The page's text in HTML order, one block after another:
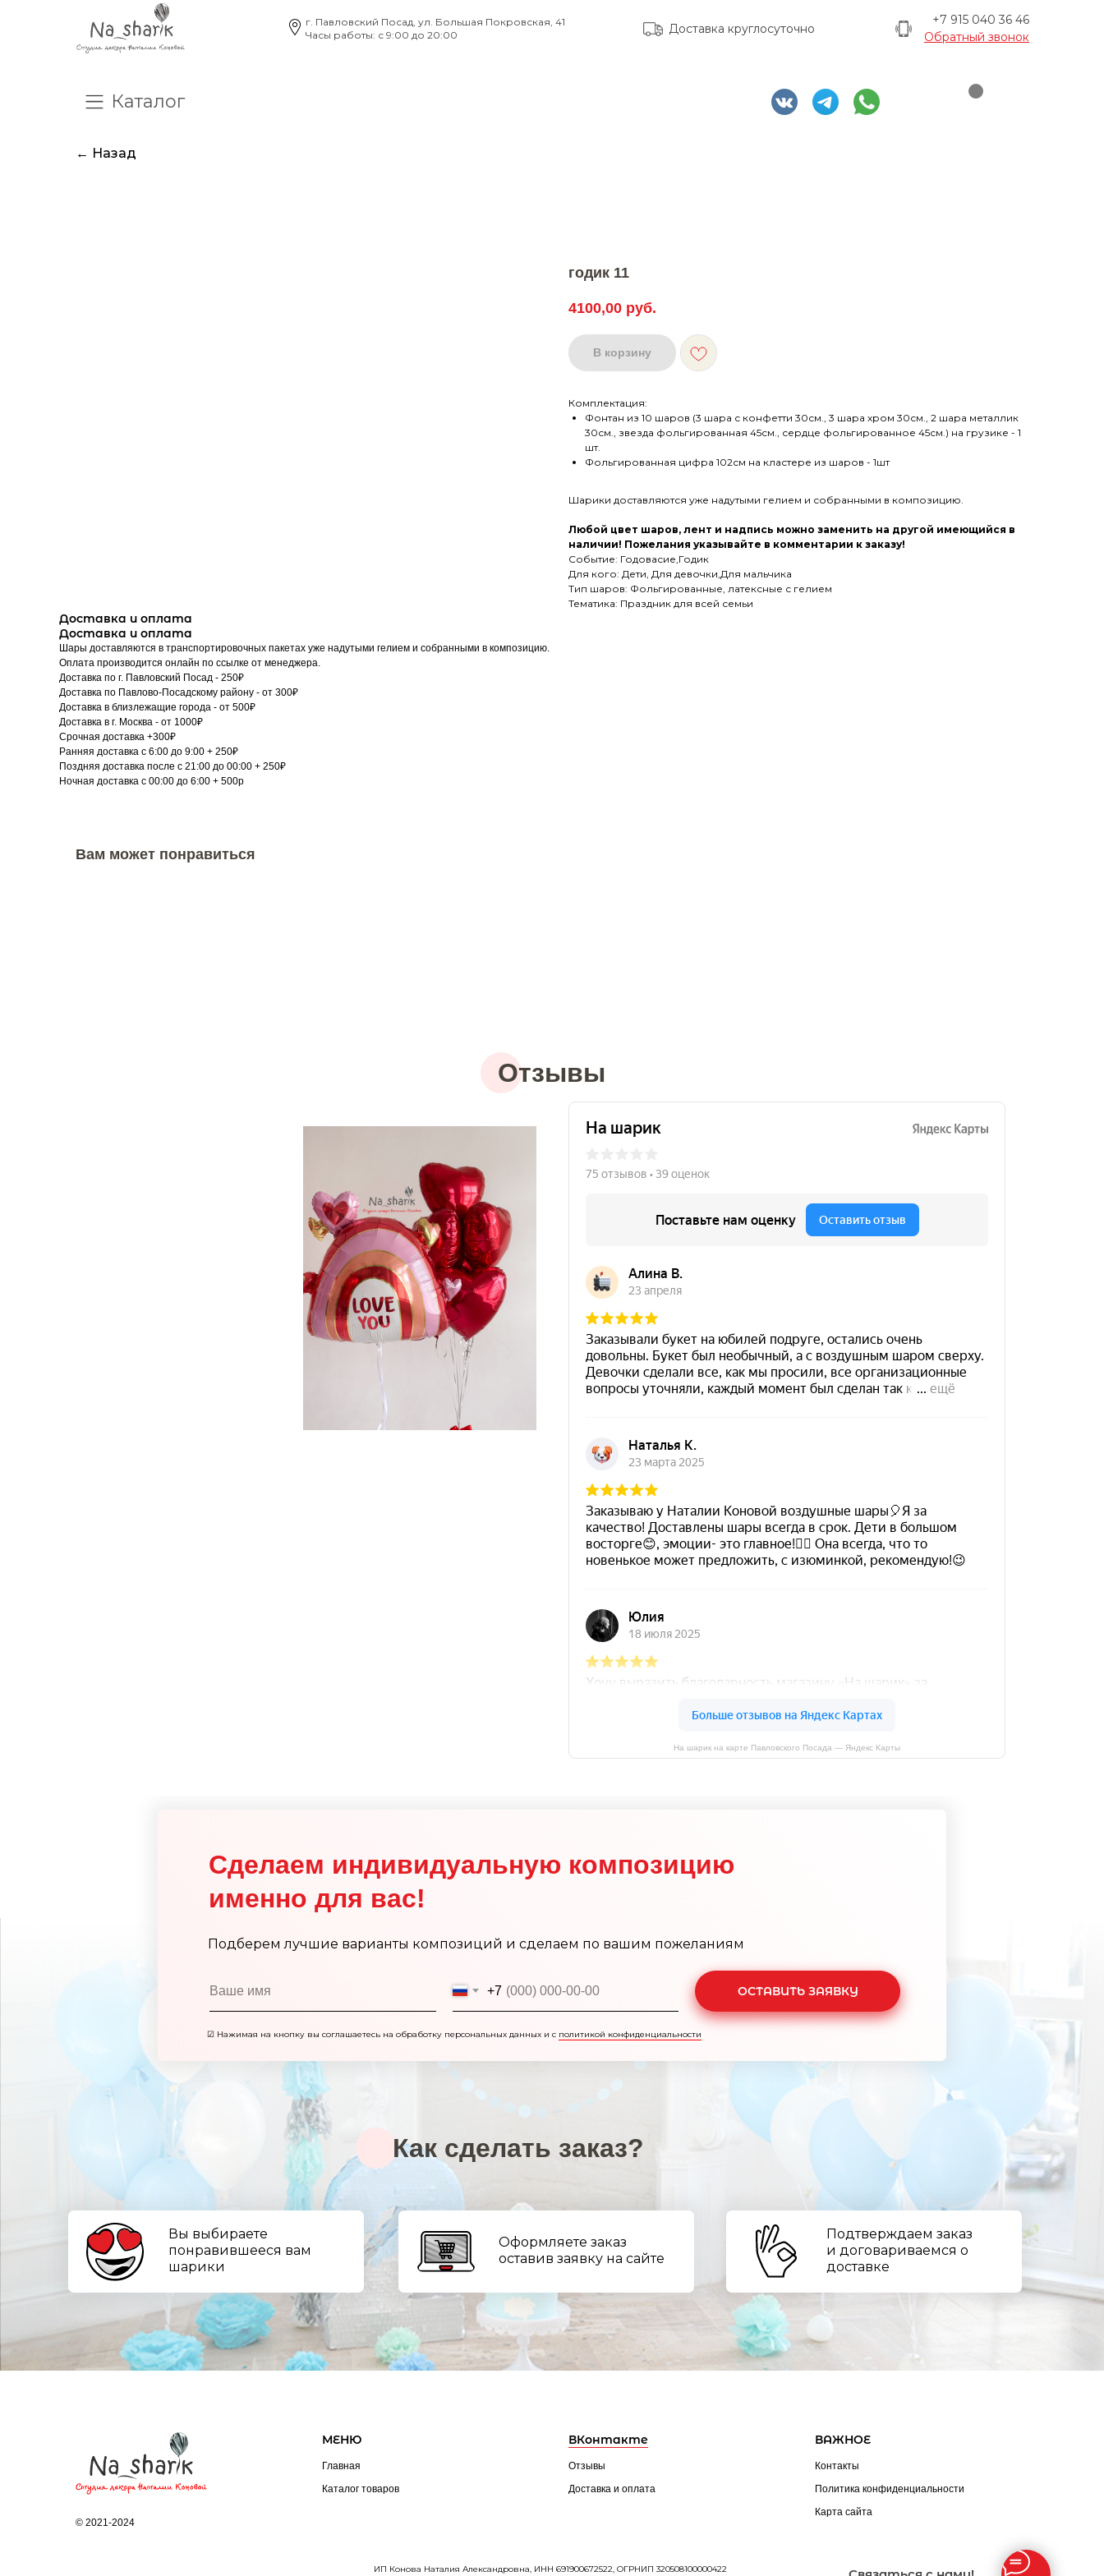
+7 915 040 36 46
Обратный звонок
г. Павловский Посад, ул. Большая Покровская, 41
Часы работы: с 9:00 до 20:00
Доставка круглосуточно
Каталог
← Назад
годик 11
4100,00 руб.
В корзину
Комплектация:
Фонтан из 10 шаров (3 шара с конфетти 30см., 3 шара хром 30см., 2 шара металлик
30см., звезда фольгированная 45см., сердце фольгированное 45см.) на грузике - 1
шт.
Фольгированная цифра 102см на кластере из шаров - 1шт
Шарики доставляются уже надутыми гелием и собранными в композицию.
Любой цвет шаров, лент и надпись можно заменить на другой имеющийся в
наличии! Пожелания указывайте в комментарии к заказу!
Событие: Годовасие,Годик
Для кого: Дети, Для девочки,Для мальчика
Тип шаров: Фольгированные, латексные с гелием
Тематика: Праздник для всей семьи
Доставка и оплата
Доставка и оплата
Шары доставляются в транспортировочных пакетах уже надутыми гелием и собранными в композицию.
Оплата производится онлайн по ссылке от менеджера.
Доставка по г. Павловский Посад - 250₽
Доставка по Павлово-Посадскому району - от 300₽
Доставка в близлежащие города - от 500₽
Доставка в г. Москва - от 1000₽
Срочная доставка +300₽
Ранняя доставка с 6:00 до 9:00 + 250₽
Поздняя доставка после с 21:00 до 00:00 + 250₽
Ночная доставка с 00:00 до 6:00 + 500р
Вам может понравиться
Отзывы
На шарик на карте Павловского Посада — Яндекс Карты
Сделаем индивидуальную композицию
именно для вас!
Подберем лучшие варианты композиций и сделаем по вашим пожеланиям
+7 ОСТАВИТЬ ЗАЯВКУ
Как сделать заказ?
Оформляете заказ
оставив заявку на сайте
Подтверждаем заказ
и договариваемся о
доставке
Вы выбираете
понравившееся вам
шарики
☑ Нажимая на кнопку вы соглашаетесь на обработку персональных данных и с политикой конфиденциальности
© 2021-2024
МЕНЮ
Главная
Каталог товаров
ВКонтакте
Отзывы
Доставка и оплата
ВАЖНОЕ
Контакты
Политика конфиденциальности
Карта сайта
ИП Конова Наталия Александровна, ИНН 691900672522, ОГРНИП 320508100000422